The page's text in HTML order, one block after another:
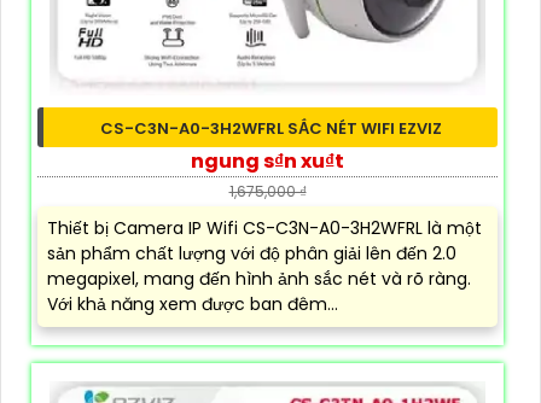
CS-C3N-A0-3H2WFRL SẮC NÉT WIFI EZVIZ
ngung s₫n xu₫t
1,675,000 ₫
Thiết bị Camera IP Wifi CS-C3N-A0-3H2WFRL là một
sản phẩm chất lượng với độ phân giải lên đến 2.0
megapixel, mang đến hình ảnh sắc nét và rõ ràng.
Với khả năng xem được ban đêm...